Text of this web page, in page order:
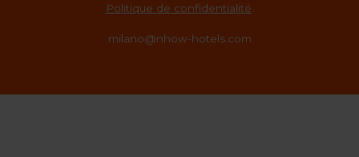
Politique de confidentialité
milano@nhow-hotels.com